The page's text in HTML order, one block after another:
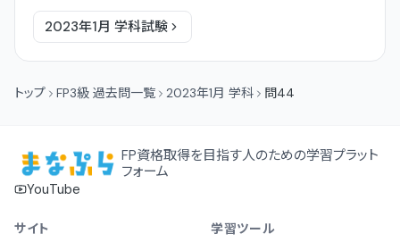
2023年1月 学科試験
トップ FP3級 過去問一覧 2023年1月 学科 問44
FP資格取得を目指す人のための学習プラット
フォーム
YouTube
サイト 学習ツール